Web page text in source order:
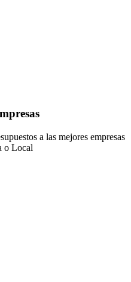
a las mejores empresas
o Local